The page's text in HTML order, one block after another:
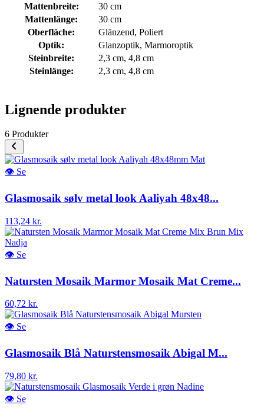
Mattenbreite:
30 cm
Mattenlänge:
30 cm
Oberfläche:
Glänzend, Poliert
Optik:
Glanzoptik, Marmoroptik
Steinbreite:
2,3 cm, 4,8 cm
Steinlänge:
2,3 cm, 4,8 cm
Lignende produkter
6 Produkter
👁 Se
Glasmosaik sølv metal look Aaliyah 48x48...
113,24 kr.
👁 Se
Natursten Mosaik Marmor Mosaik Mat Creme...
60,72 kr.
👁 Se
Glasmosaik Blå Naturstensmosaik Abigal M...
79,80 kr.
👁 Se